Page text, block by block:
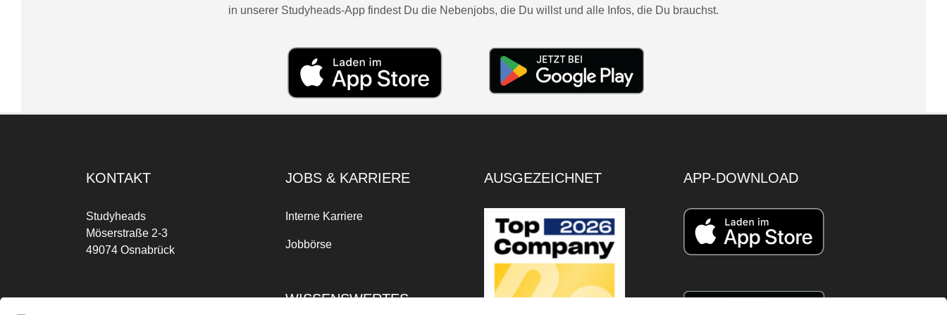
in unserer Studyheads-App findest Du die Nebenjobs, die Du willst und alle Infos, die Du brauchst.
KONTAKT
Studyheads
Möserstraße 2-3
49074 Osnabrück
JOBS & KARRIERE
Interne Karriere
Jobbörse
WISSENSWERTES
AUSGEZEICHNET APP-DOWNLOAD